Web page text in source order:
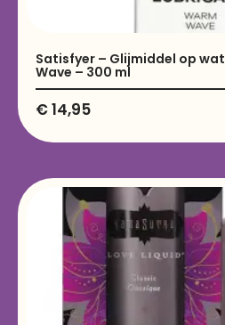
Satisfyer – Glijmiddel op
Wave – 300 ml
€14,95